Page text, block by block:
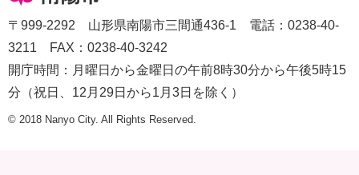
〒999-2292 山形県南陽市三間通436-1 電話：0238-40-
3211 FAX：0238-40-3242
開庁時間：月曜日から金曜日の午前8時30分から午後5時15
分（祝日、12月29日から1月3日を除く）
© 2018 Nanyo City. All Rights Reserved.